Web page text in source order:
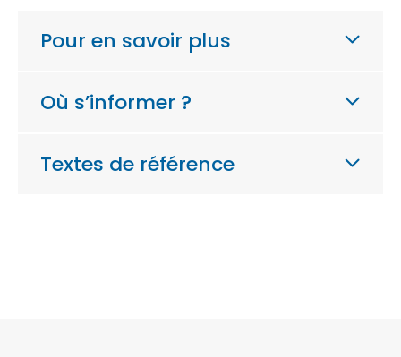
Pour en savoir plus
Où s’informer ?
Textes de référence